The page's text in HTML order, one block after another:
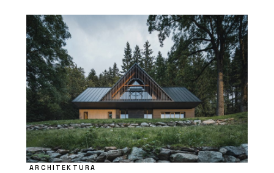
ARCHITEKTURA